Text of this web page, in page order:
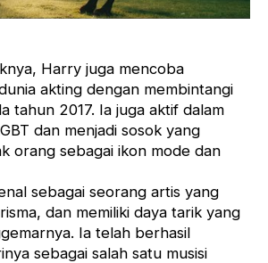
Harry juga mencoba
akting dengan membintangi
tahun 2017. Ia juga aktif dalam
dan menjadi sosok yang
orang sebagai ikon mode dan
sebagai seorang artis yang
dan memiliki daya tarik yang
Ia telah berhasil
sebagai salah satu musisi